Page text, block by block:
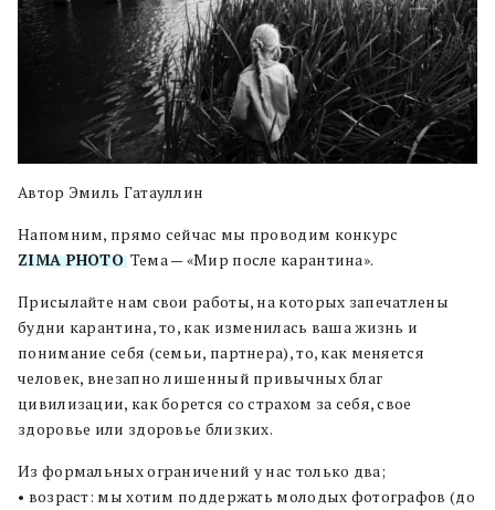
Автор Эмиль Гатауллин
Напомним, прямо сейчас мы проводим конкурс
ZIMA PHOTO. Тема — «Мир после карантина».
Присылайте нам свои работы, на которых запечатлены
будни карантина, то, как изменилась ваша жизнь и
понимание себя (семьи, партнера), то, как меняется
человек, внезапно лишенный привычных благ
цивилизации, как борется со страхом за себя, свое
здоровье или здоровье близких.
Из формальных ограничений у нас только два;
• возраст: мы хотим поддержать молодых фотографов (до